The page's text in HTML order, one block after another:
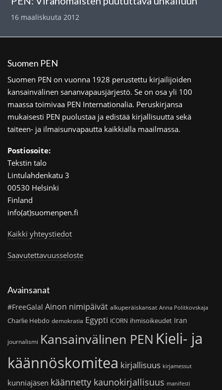
16 maaliskuuta 2012
Suomen PEN
Suomen PEN on vuonna 1928 perustettu kirjailijoiden
kansainvälinen sananvapausjärjestö. Se on osa yli 100
maassa toimivaa PEN Internationalia. Peruskirjansa
mukaisesti PEN puolustaa ja edistää kirjallisuutta sekä
taiteen- ja ilmaisunvapautta kaikkialla maailmassa.
Postiosoite:
Tekstin talo
Lintulahdenkatu 3
00530 Helsinki
Finland
info(at)suomenpen.fi
Kaikki yhteystiedot
Saavutettavuusseloste
Avainsanat
#FreeGalal Ainon nimipäivät alkuperäiskansat Anna Politkovskaja
Charlie Hebdo demokratia Egypti ICORN ihmisoikeudet Iran
journalismi Kansainvälinen PEN Kieli- ja
käännöskomitea kirjallisuus kirjamessut
kunniajäsen käännetty kaunokirjallisuus manifesti